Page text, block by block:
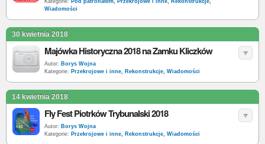
Kategorie: Pod patronatem, Przekrojowe i inne, Rekonstrukcje,
Wiadomości
30 kwietnia 2018
Majówka Historyczna 2018 na Zamku Kliczków
Autor: Borys Wojna
Kategorie: Przekrojowe i inne, Rekonstrukcje, Wiadomości
14 kwietnia 2018
Fly Fest Piotrków Trybunalski 2018
Autor: Borys Wojna
Kategorie: Przekrojowe i inne, Rekonstrukcje, Wiadomości